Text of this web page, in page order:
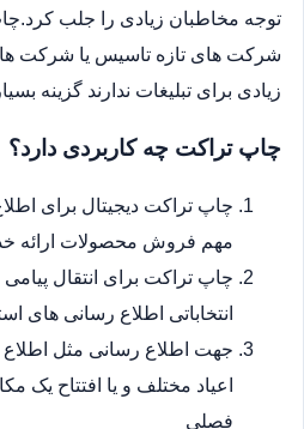
توجه مخاطبان زیادی را جلب
شرکت های تازه تاسیس یا شرکت
زیادی برای تبلیغات ندارند گزینه
چاپ تراکت چه کاربردی دارد؟
چاپ تراکت دیجیتال برای
مهم فروش محصولات ارائه
چاپ تراکت برای انتقال
انتخاباتی اطلاع رسانی های
جهت اطلاع رسانی مثل اطلاع
اعیاد مختلف و یا افتتاح یک
فصلی